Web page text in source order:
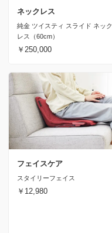
ネックレス
純金 ツイスティ スライド ネック
レス（60cm）
￥250,000
フェイスケア
スタイリーフェイス
￥12,980